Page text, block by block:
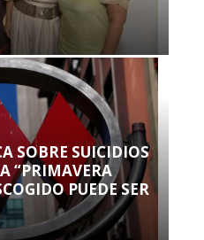
SOBRE SUICIDIOS
“PRIMAVERA
PUEDE SER